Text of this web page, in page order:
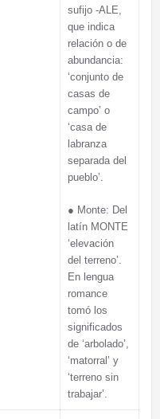
sufijo -ALE,
que indica
relación o de
abundancia:
‘conjunto de
casas de
campo’ o
‘casa de
labranza
separada del
pueblo’.
● Monte: Del
latín MONTE
‘elevación
del terreno’.
En lengua
romance
tomó los
significados
de ‘arbolado’,
‘matorral’ y
‘terreno sin
trabajar’.